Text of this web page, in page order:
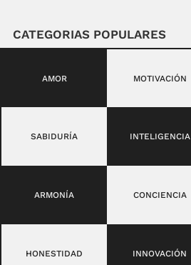
CATEGORIAS POPULARES
AMOR MOTIVACIÓN
SABIDURÍA INTELIGENCIA
ARMONÍA CONCIENCIA
HONESTIDAD INNOVACIÓN